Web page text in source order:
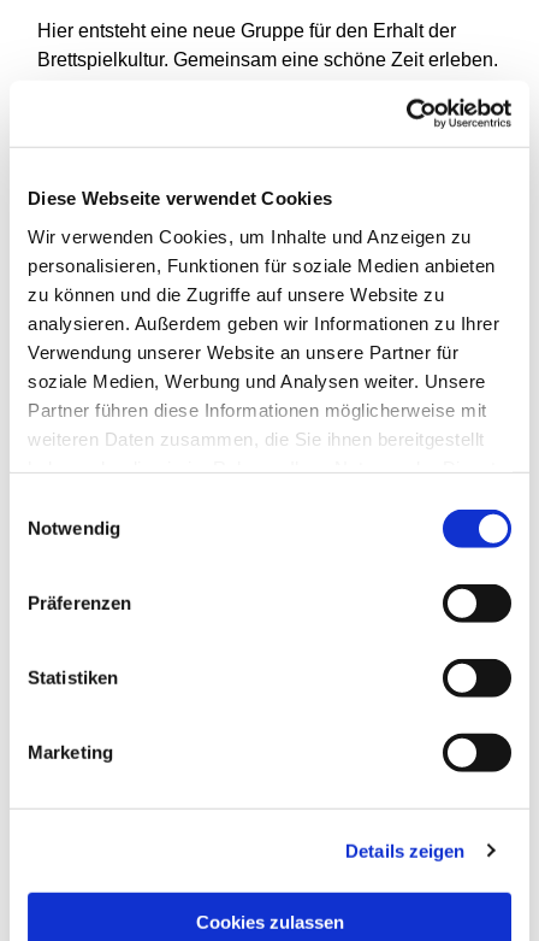
Diese Webseite verwendet Cookies
Wir verwenden Cookies, um Inhalte und Anzeigen zu
personalisieren, Funktionen für soziale Medien anbieten
zu können und die Zugriffe auf unsere Website zu
analysieren. Außerdem geben wir Informationen zu Ihrer
Verwendung unserer Website an unsere Partner für
soziale Medien, Werbung und Analysen weiter. Unsere
Partner führen diese Informationen möglicherweise mit
weiteren Daten zusammen, die Sie ihnen bereitgestellt
Notwendig
Präferenzen
Statistiken
Marketing
Details zeigen
Cookies zulassen
Hier entsteht eine neue Gruppe für den Erhalt der
Brettspielkultur. Gemeinsam eine schöne Zeit erleben.
Die Gruppe richtet sich an Jugendliche ab 14 Jahren
komm doch einfach mal zu einem unserer
Spieleabende. Wir freuen uns auf Dich!
interessieren